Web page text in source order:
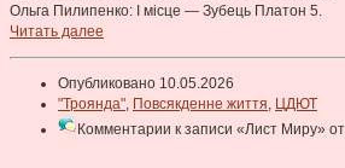
Ольга Пилипенко: І місце — Зубець Платон 5.
Читать далее
Опубликовано 10.05.2026
"Троянда", Повсякденне життя, ЦДЮТ
Комментарии к записи «Лист Миру»